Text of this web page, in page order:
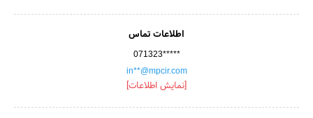
اطلاعات تماس
071323*****
in**@mpcir.com
[نمایش اطلاعات]